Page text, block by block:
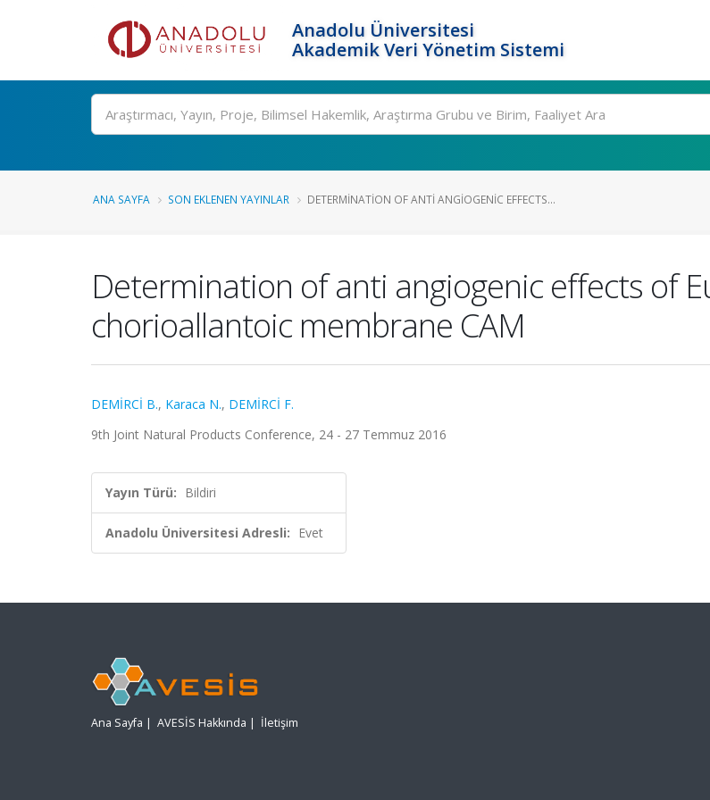
Anadolu Üniversitesi
Akademik Veri Yönetim Sistemi
Ara
ANA SAYFA SON EKLENEN YAYINLAR DETERMINATION OF ANTI ANGIOGENIC EFFECTS...
Determination of anti angiogenic effects of
chorioallantoic membrane CAM
DEMİRCİ B., Karaca N., DEMİRCİ F.
9th Joint Natural Products Conference, 24 - 27 Temmuz 2016
Yayın Türü: Bildiri
Anadolu Üniversitesi Adresli: Evet
Ana Sayfa | AVESİS Hakkında | İletişim